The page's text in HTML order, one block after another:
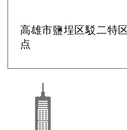
高雄市鹽埕区駁二特
点